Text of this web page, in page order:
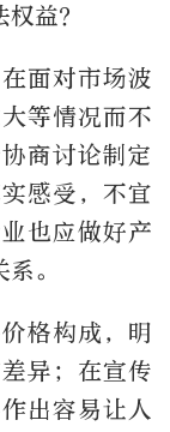
益？
面对市场波
等情况而不
商讨论制定
感受，不宜
也应做好产
。
格构成，明
异；在宣传
出容易让人